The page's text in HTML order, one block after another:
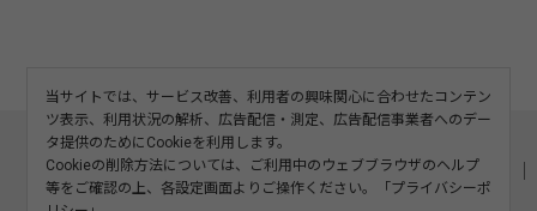
このサイトについて 利用規約
記事の二次利用について
プライバシーポリシー
お問い合わせ
運営会社
当サイトでは、サービス改善、利用者の興味関心に合わせたコンテン
ツ表示、利用状況の解析、広告配信・測定、広告配信事業者へのデー
タ提供のためにCookieを利用します。
Cookieの削除方法については、ご利用中のウェブブラウザのヘルプ
等をご確認の上、各設定画面よりご操作ください。「プライバシーポ